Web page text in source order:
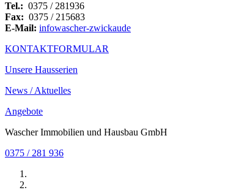
Tel.: 0375 / 281936
Fax: 0375 / 215683
E-Mail: infowascher-zwickaude
KONTAKTFORMULAR
Unsere Hausserien
News / Aktuelles
Angebote
Wascher Immobilien und Hausbau GmbH
0375 / 281 936